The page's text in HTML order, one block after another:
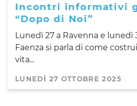
Incontri informativi
“Dopo di Noi”
Lunedì 27 a Ravenna e lunedì
Faenza si parla di come
vita...
LUNEDÌ 27 OTTOBRE 2025